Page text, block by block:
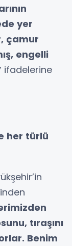
yer
çamur
engelli
ifadelerine
her türlü
tıraşını
Benim